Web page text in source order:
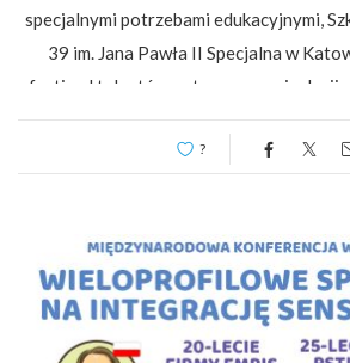
specjalnymi potrzebami edukacyjnymi,
39 im. Jana Pawła II Specjalna w
festiwal talentów, w tegorocznej edycji o
Marzenia”. Celem jest tworzenie
przestrzeni dla rozwoju, wymiany
?